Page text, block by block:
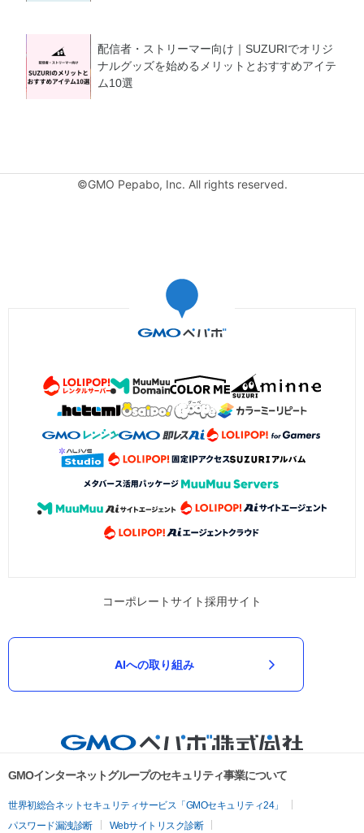
配信者・ストリーマー向け｜SUZURIでオリジ
ナルグッズを始めるメリットとおすすめアイテ
ム10選
©GMO Pepabo, Inc. All rights reserved.
コーポレートサイト採用サイト
AIへの取り組み
GMOインターネットグループのセキュリティ事業について
世界初総合ネットセキュリティサービス「GMOセキュリティ24」
パスワード漏洩診断
Webサイトリスク診断